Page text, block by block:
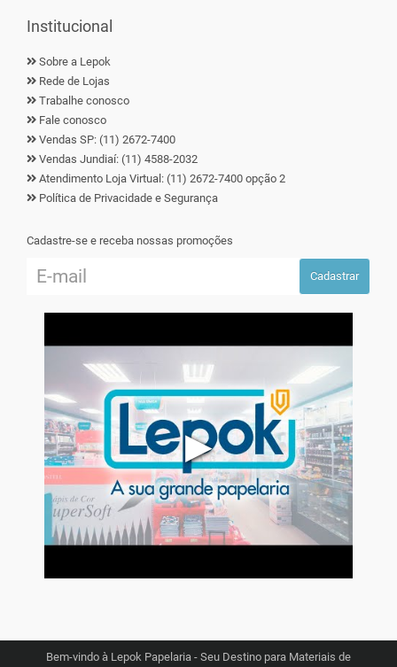
Institucional
Sobre a Lepok
Rede de Lojas
Trabalhe conosco
Fale conosco
Vendas SP: (11) 2672-7400
Vendas Jundiaí: (11) 4588-2032
Atendimento Loja Virtual: (11) 2672-7400 opção 2
Política de Privacidade e Segurança
Cadastre-se e receba nossas promoções
Cadastrar
▶
Bem-vindo à Lepok Papelaria - Seu Destino para Materiais de